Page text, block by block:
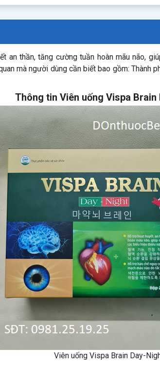
an thần, tăng cường tuần hoàn mãu não,
mà người dùng cần biết bao gồm: Thành
Thông tin Viên uống Vispa Brain
Viên uống Vispa Brain Day-